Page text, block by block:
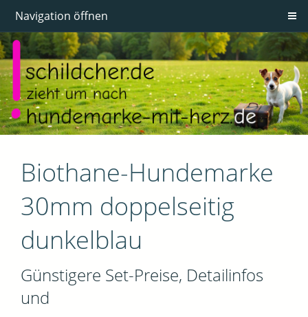
Navigation öffnen
Biothane-Hundemarke
30mm doppelseitig
dunkelblau
Günstigere Set-Preise, Detailinfos
und